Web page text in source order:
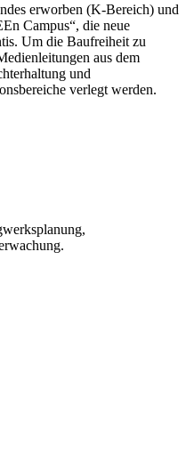
erworben (K-Bereich) und
Campus“, die neue
Um die Baufreiheit zu
aus dem
und
verlegt werden.